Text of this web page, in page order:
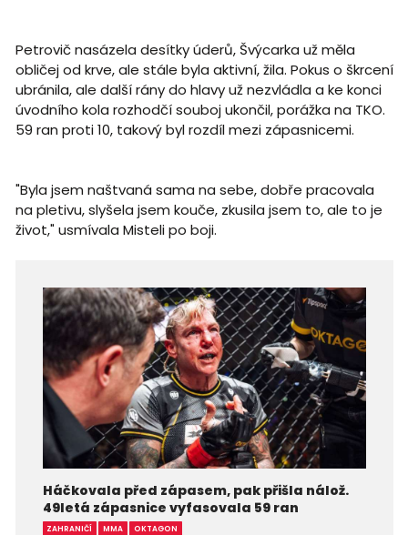
Petrovič nasázela desítky úderů, Švýcarka už měla
obličej od krve, ale stále byla aktivní, žila. Pokus o škrcení
ubránila, ale další rány do hlavy už nezvládla a ke konci
úvodního kola rozhodčí souboj ukončil, porážka na TKO.
59 ran proti 10, takový byl rozdíl mezi zápasnicemi.
"Byla jsem naštvaná sama na sebe, dobře pracovala
na pletivu, slyšela jsem kouče, zkusila jsem to, ale to je
život," usmívala Misteli po boji.
Háčkovala před zápasem, pak přišla nálož.
49letá zápasnice vyfasovala 59 ran
ZAHRANIČÍ MMA OKTAGON